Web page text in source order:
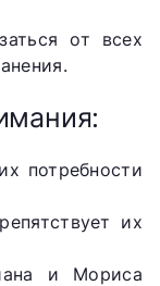
от всех
потребности
их
и Мориса